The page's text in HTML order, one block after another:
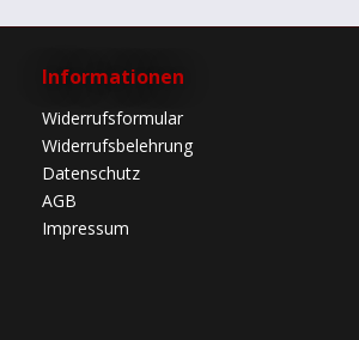
Informationen
Widerrufsformular
Widerrufsbelehrung
Datenschutz
AGB
Impressum